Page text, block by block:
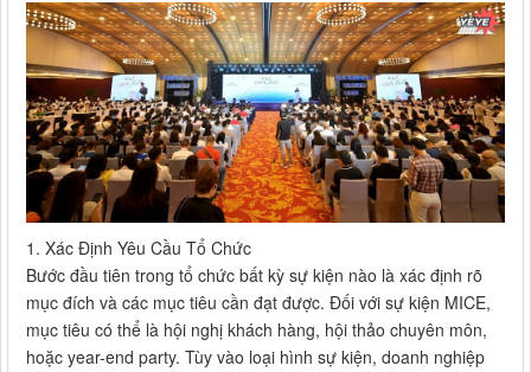
1. Xác Định Yêu Cầu Tổ Chức
Bước đầu tiên trong tổ chức bất kỳ sự kiện nào là xác định rõ
mục đích và các mục tiêu cần đạt được. Đối với sự kiện MICE,
mục tiêu có thể là hội nghị khách hàng, hội thảo chuyên môn,
hoặc year-end party. Tùy vào loại hình sự kiện, doanh nghiệp